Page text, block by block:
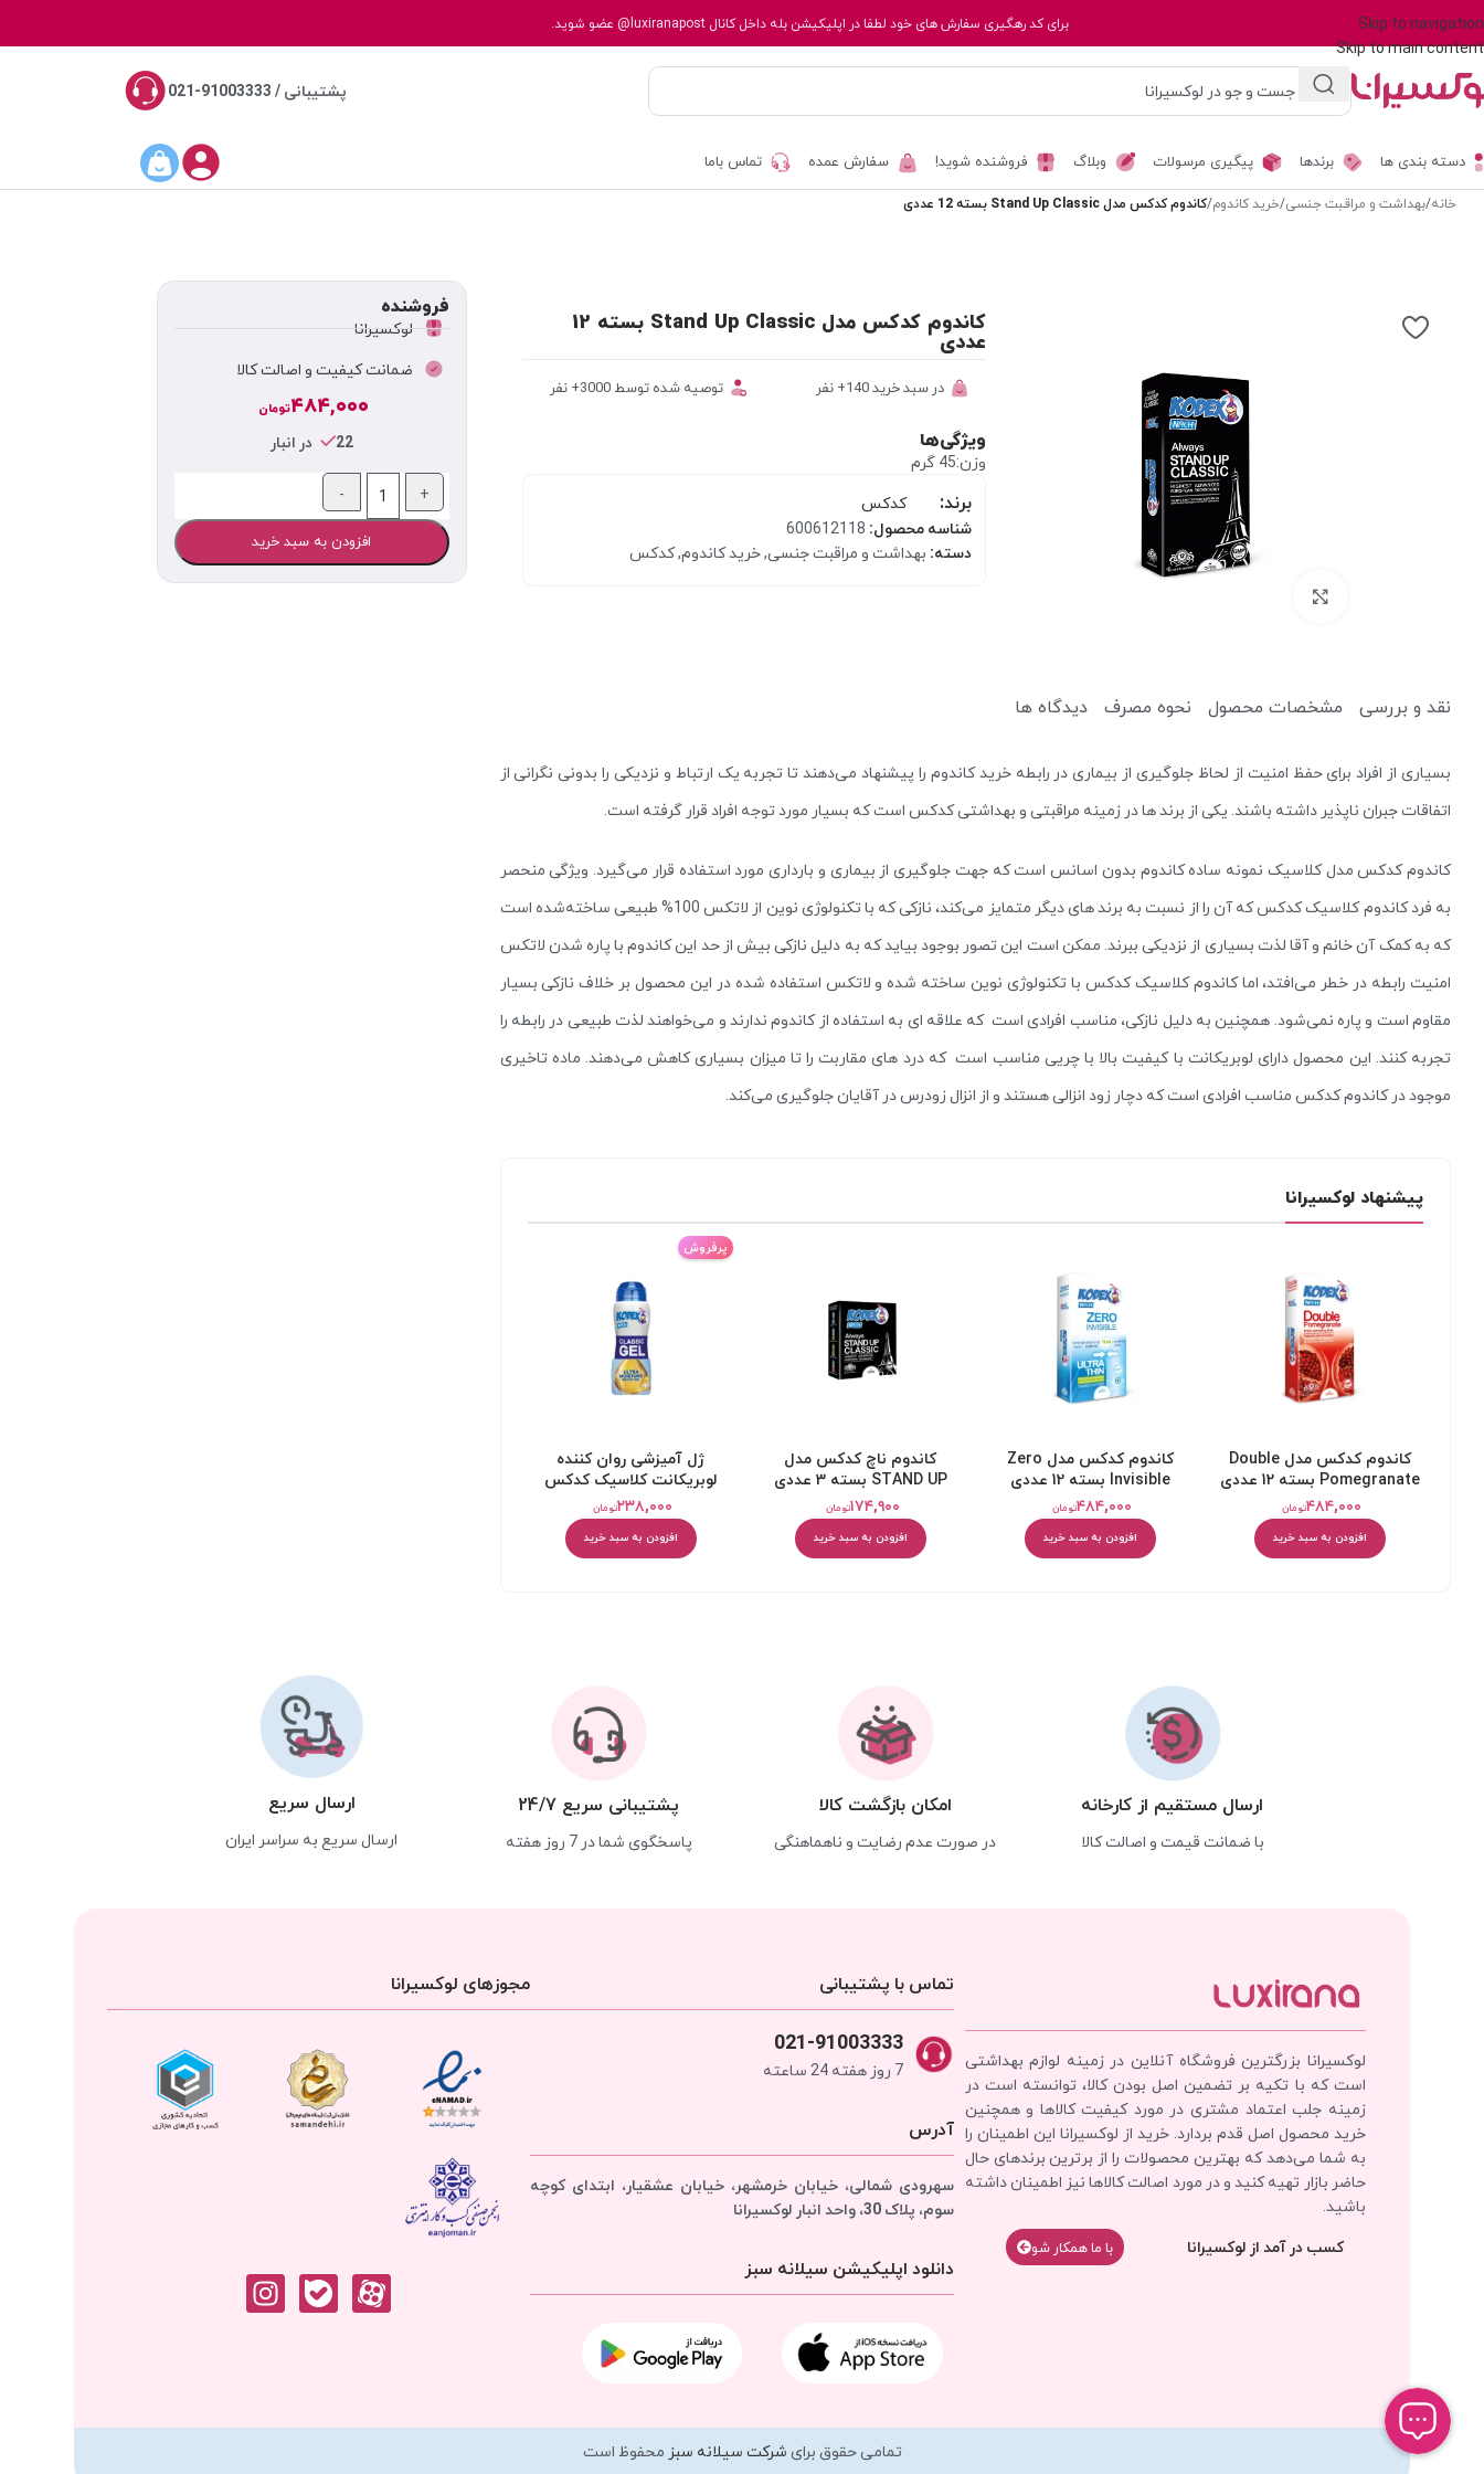
Skip to navigation
Skip to main content
برای کد رهگیری سفارش های خود لطفا در اپلیکیشن بله داخل کانال@luxiranapost عضو شوید.
پشتیبانی / 91003333-021
دسته بندی ها
پاک کننده
میسلار واتر و پاک کننده آرایش
یخ صورت
دستمال مرطوب آرایشی
بالم و مرطوب کننده لب
برندها پیگیری مرسولات وبلاگ فروشنده شوید! سفارش عمده تماس باما
خانه/بهداشت و مراقبت جنسی/خرید کاندوم/کاندوم کدکس مدل Stand Up Classic بسته 12 عددی
کاندوم کدکس مدل Stand Up Classic بسته 12
عددی
در سبد خرید 140+ نفر توصیه شده توسط 3000+ نفر
ویژگی‌ها
وزن:45 گرم
برند:
کدکس
شناسه محصول: 600612118
دسته: بهداشت و مراقبت جنسی, خرید کاندوم, کدکس
نقد و بررسی مشخصات محصول نحوه مصرف دیدگاه ها
بسیاری از افراد برای حفظ امنیت از لحاظ جلوگیری از بیماری در رابطه خرید کاندوم را پیشنهاد می‌دهند تا تجربه یک ارتباط و نزدیکی را بدونی نگرانی از
اتفاقات جبران ناپذیر داشته باشند. یکی از برند ها در زمینه مراقبتی و بهداشتی کدکس است که بسیار مورد توجه افراد قرار گرفته است.
کاندوم کدکس مدل کلاسیک نمونه ساده کاندوم بدون اسانس است که جهت جلوگیری از بیماری و بارداری مورد استفاده قرار می‌گیرد. ویژگی منحصر
به فرد کاندوم کلاسیک کدکس که آن را از نسبت به برند های دیگر متمایز می‌کند، نازکی که با تکنولوژی نوین از لاتکس 100% طبیعی ساخته‌شده‌ است
که به کمک آن خانم و آقا لذت بسیاری از نزدیکی ببرند. ممکن است این تصور بوجود بیاید که به دلیل نازکی بیش از حد این کاندوم با پاره شدن لاتکس
امنیت رابطه در خطر می‌افتد، اما کاندوم کلاسیک کدکس با تکنولوژی نوین ساخته شده و لاتکس استفاده شده در این محصول بر خلاف نازکی بسیار
مقاوم است و پاره نمی‌شود. همچنین به دلیل نازکی، مناسب افرادی است که علاقه ای به استفاده از کاندوم ندارند و می‌خواهند لذت طبیعی در رابطه را
تجربه کنند. این محصول دارای لوبریکانت با کیفیت بالا با چریی مناسب است که درد های مقاربت را تا میزان بسیاری کاهش می‌دهند. ماده تاخیری
موجود در کاندوم کدکس مناسب افرادی است که دچار زود انزالی هستند و از انزال زودرس در آقایان جلوگیری می‌کند.
پیشنهاد لوکسیرانا
کاندوم کدکس مدل Double
Pomegranate بسته 12 عددی
تومان۴۸۴,۰۰۰
افزودن به سبد خرید
کاندوم کدکس مدل Zero
Invisible بسته 12 عددی
تومان۴۸۴,۰۰۰
افزودن به سبد خرید
کاندوم ناچ کدکس مدل
STAND UP بسته 3 عددی
تومان۱۷۴,۹۰۰
افزودن به سبد خرید
پرفروش
ژل آمیزشی روان کننده
لوبریکانت کلاسیک کدکس
تومان۲۳۸,۰۰۰
افزودن به سبد خرید
فروشنده
لوکسیرانا
ضمانت کیفیت و اصالت کالا
تومان۴۸۴,۰۰۰
22 در انبار
- +
افزودن به سبد خرید
ارسال مستقیم از کارخانه
با ضمانت قیمت و اصالت کالا
امکان بازگشت کالا
در صورت عدم رضایت و ناهماهنگی
پشتیبانی سریع 24/7
پاسخگوی شما در 7 روز هفته
ارسال سریع
ارسال سریع به سراسر ایران
لوکسیرانا بزرگترین فروشگاه آنلاین در زمینه لوازم بهداشتی
است که با تکیه بر تضمین اصل بودن کالا، توانسته است در
زمینه جلب اعتماد مشتری در مورد کیفیت کالاها و همچنین
خرید محصول اصل قدم بردارد. خرید از لوکسیرانا این اطمینان را
به شما می‌دهد که بهترین محصولات را از برترین برندهای حال
حاضر بازار تهیه کنید و در مورد اصالت کالاها نیز اطمینان داشته
باشید.
کسب در آمد از لوکسیرانا با‌‌ ما همکار شو
تماس با پشتیبانی
021-91003333
7 روز هفته 24 ساعته
آدرس
سهرودی شمالی، خیابان خرمشهر، خیابان عشقیار، ابتدای کوچه
سوم، پلاک 30، واحد انبار
لوکسیرانا
دانلود اپلیکیشن سیلانه سبز
مجوزهای لوکسیرانا
تمامی حقوق برای شرکت سیلانه سبز محفوظ است